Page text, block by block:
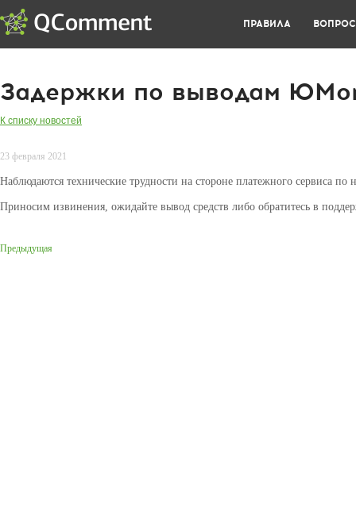
ПРАВИЛА
Задержки по выводам
К списку новостей
23 февраля 2021
Наблюдаются технические трудности на стороне платежного сервиса
Приносим извинения, ожидайте вывод средств либо обратитесь в
Предыдущая